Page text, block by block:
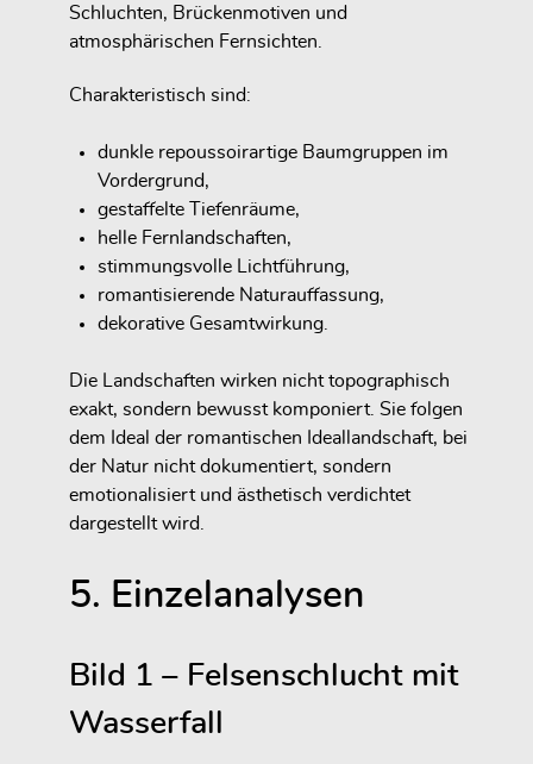
Schluchten, Brückenmotiven und
atmosphärischen Fernsichten.
Charakteristisch sind:
dunkle repoussoirartige Baumgruppen im
Vordergrund,
gestaffelte Tiefenräume,
helle Fernlandschaften,
stimmungsvolle Lichtführung,
romantisierende Naturauffassung,
dekorative Gesamtwirkung.
Die Landschaften wirken nicht topographisch
exakt, sondern bewusst komponiert. Sie folgen
dem Ideal der romantischen Ideallandschaft, bei
der Natur nicht dokumentiert, sondern
emotionalisiert und ästhetisch verdichtet
dargestellt wird.
5. Einzelanalysen
Bild 1 – Felsenschlucht mit
Wasserfall